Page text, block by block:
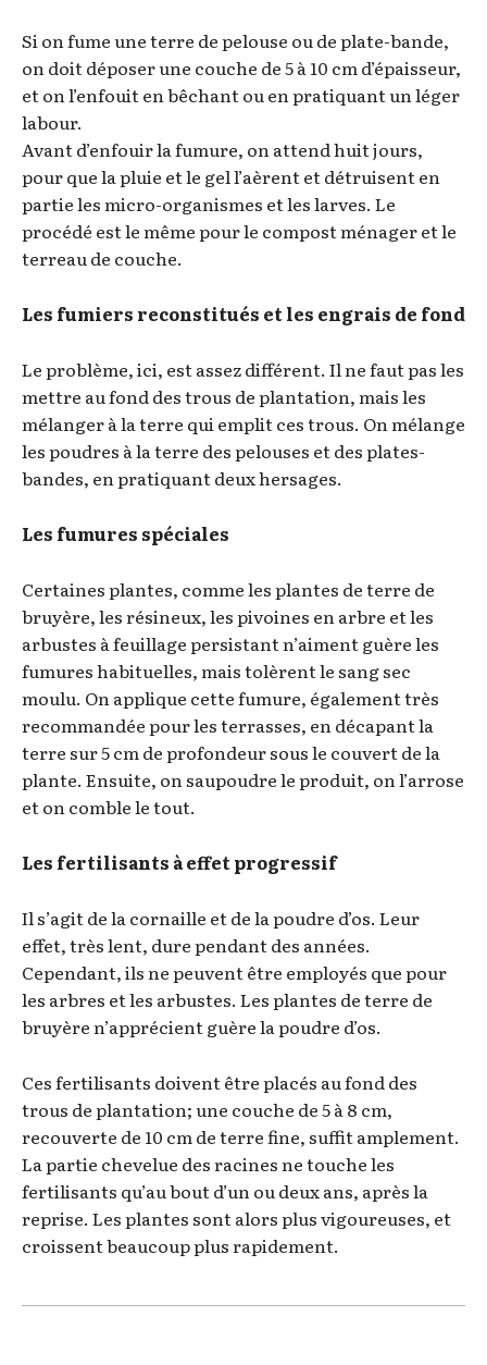
Si on fume une terre de pelouse ou de plate-bande,
on doit déposer une couche de 5 à 10 cm d’épaisseur,
et on l’enfouit en bêchant ou en pratiquant un léger
labour.
Avant d’enfouir la fumure, on attend huit jours,
pour que la pluie et le gel l’aèrent et détruisent en
partie les micro-organismes et les larves. Le
procédé est le même pour le compost ménager et le
terreau de couche.
Les fumiers reconstitués et les engrais de fond
Le problème, ici, est assez différent. Il ne faut pas les
mettre au fond des trous de plantation, mais les
mélanger à la terre qui emplit ces trous. On mélange
les poudres à la terre des pelouses et des plates-
bandes, en pratiquant deux hersages.
Les fumures spéciales
Certaines plantes, comme les plantes de terre de
bruyère, les résineux, les pivoines en arbre et les
arbustes à feuillage persistant n’aiment guère les
fumures habituelles, mais tolèrent le sang sec
moulu. On applique cette fumure, également très
recommandée pour les terrasses, en décapant la
terre sur 5 cm de profondeur sous le couvert de la
plante. Ensuite, on saupoudre le produit, on l’arrose
et on comble le tout.
Les fertilisants à effet progressif
Il s’agit de la cornaille et de la poudre d’os. Leur
effet, très lent, dure pendant des années.
Cependant, ils ne peuvent être employés que pour
les arbres et les arbustes. Les plantes de terre de
bruyère n’apprécient guère la poudre d’os.
Ces fertilisants doivent être placés au fond des
trous de plantation; une couche de 5 à 8 cm,
recouverte de 10 cm de terre fine, suffit amplement.
La partie chevelue des racines ne touche les
fertilisants qu’au bout d’un ou deux ans, après la
reprise. Les plantes sont alors plus vigoureuses, et
croissent beaucoup plus rapidement.